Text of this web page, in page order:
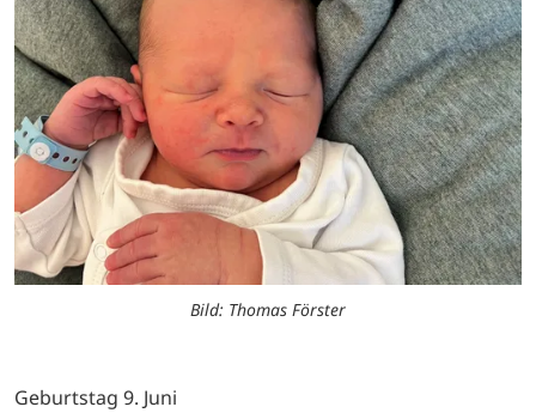
Bild: Thomas Förster
Geburtstag 9. Juni